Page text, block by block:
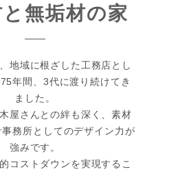
無垢材の家
地域に根ざした工務店とし
年間、3代に渡り続けてき
ました。
屋さんとの絆も深く、素材
務所としてのデザイン力が
強みです。
コストダウンを実現するこ